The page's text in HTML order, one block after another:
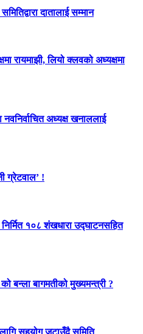
दातालाई सम्मान
रायमाझी, लियो क्लवको अध्यक्षमा
अध्यक्ष खनाललाई
ग्रेटवाल’ !
१०८ शंखधारा उद्घाटनसहित
बन्ला बागमतीको मुख्यमन्त्री ?
सहयोग जुटाउँदै समिति